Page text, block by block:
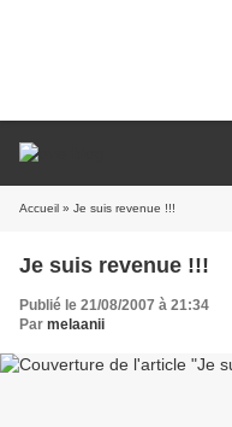
Accueil » Je suis revenue !!!
Je suis revenue !!!
Publié le 21/08/2007 à 21:34
Par melaanii